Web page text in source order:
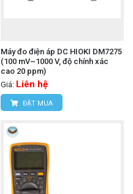
Máy đo điện áp DC HIOKI DM7275
(100 mV~1000 V, độ chính xác
cao 20 ppm)
Giá: Liên hệ
ĐẶT MUA